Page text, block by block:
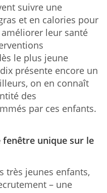
suivre une
et en calories pour
leur santé
le plus jeune
présente encore un
on en connaît
des
par ces enfants.
fenêtre unique sur le
très jeunes enfants,
– une